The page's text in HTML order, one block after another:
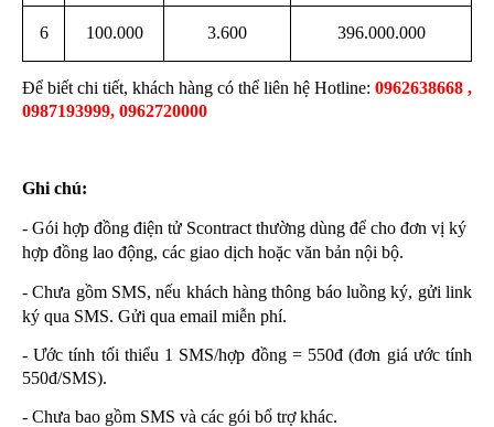
6 100.000 3.600 396.000.000
Để biết chi tiết, khách hàng có thể liên hệ Hotline: 0962638668 ,
0987193999, 0962720000
Ghi chú:
- Gói hợp đồng điện tử Scontract thường dùng để cho đơn vị ký
hợp đồng lao động, các giao dịch hoặc văn bản nội bộ.
- Chưa gồm SMS, nếu khách hàng thông báo luồng ký, gửi link
ký qua SMS. Gửi qua email miễn phí.
- Ước tính tối thiểu 1 SMS/hợp đồng = 550đ (đơn giá ước tính
550đ/SMS).
- Chưa bao gồm SMS và các gói bổ trợ khác.